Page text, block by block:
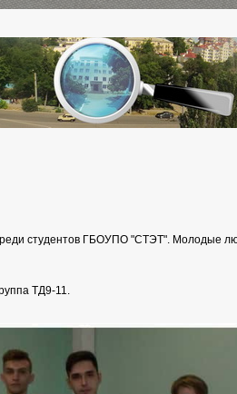
студентов ГБОУПО "СТЭТ". Молодые
ТД9-11.